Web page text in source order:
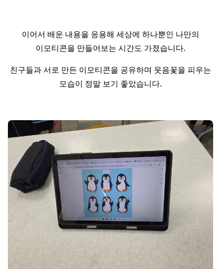
이어서 배운 내용을 응용해 세상에 하나뿐인 나만의
이모티콘을 만들어보는 시간도 가졌습니다.
친구들과 서로 만든 이모티콘을 공유하며 웃음꽃을 피우는
모습이 정말 보기 좋았습니다.